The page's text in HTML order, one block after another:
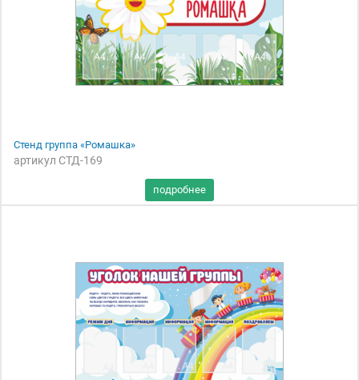
Стенд группа «Ромашка»
артикул СТД-169